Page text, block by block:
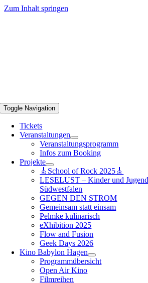
Zum Inhalt springen
Toggle Navigation
Tickets
Veranstaltungen
Veranstaltungsprogramm
Infos zum Booking
Projekte
🎸School of Rock 2025🎸
LESELUST – Kinder und
Südwestfalen
GEGEN DEN STROM
Gemeinsam statt einsam
Pelmke kulinarisch
eXhibition 2025
Flow and Fusion
Geek Days 2026
Kino Babylon Hagen
Programmübersicht
Open Air Kino
Filmreihen